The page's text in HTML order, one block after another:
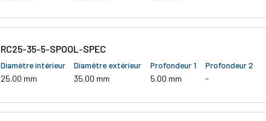
RC25-35-5-SPOOL-SPEC
Diamètre intérieur
25.00 mm
Diamètre extérieur
35.00 mm
Profondeur 1
5.00 mm
Profondeur 2
-